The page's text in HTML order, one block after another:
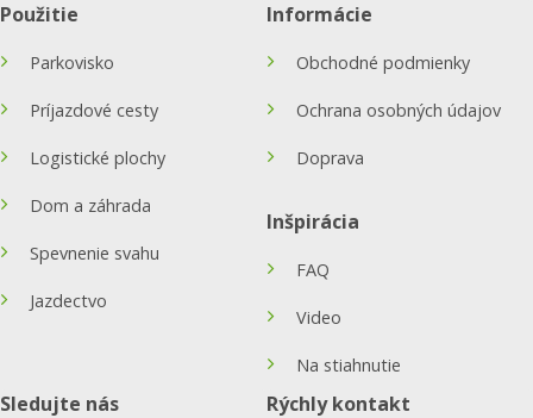
Použitie
Parkovisko
Príjazdové cesty
Logistické plochy
Dom a záhrada
Spevnenie svahu
Jazdectvo
Informácie
Obchodné podmienky
Ochrana osobných údajov
Doprava
Inšpirácia
FAQ
Video
Na stiahnutie
Sledujte nás Rýchly kontakt